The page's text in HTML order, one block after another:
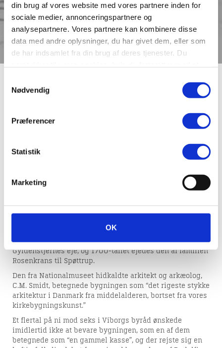
din brug af vores website med vores partnere inden for
sociale medier, annonceringspartnere og
analysepartnere. Vores partnere kan kombinere disse
data med andre oplysninger, du har givet dem, eller som
de har indsamlet fra din brug af deres tjenester. Du
Nødvendig
Præferencer
Statistik
Marketing
OK
Budolfi Kloster
I 1906 begyndte man nedrivningen af en 4-etagers
ejendom på hjørnet af Sct. Mathias Gade og Store Sct.
moderne ejendom, som blandt andet skulle rumme
Da nedrivningen gik i gang, viste det sig imidlertid, at
der bag murene gemte sig en meget gammel bygning,
var opført i gotisk stil med munkesten, og selvom, det
måtte dreje sig om Budolfi Kloster.
Bygningen havde i 1600-tallet været i adelsfamilien
Gyldenstjernes eje, og 1700-tallet ejedes den af familien
Rosenkrans til Spøttrup.
Den fra Nationalmuseet hidkaldte arkitekt og arkæolog,
C.M. Smidt, betegnede bygningen som “det rigeste stykke
arkitektur i Danmark fra middelalderen, bortset fra vores
kirkebygningskunst.”
Et flertal på ni mod seks i Viborgs byråd ønskede
imidlertid ikke at bevare bygningen, som en af dem
betegnede som “en gammel kasse”, og der rejste sig en